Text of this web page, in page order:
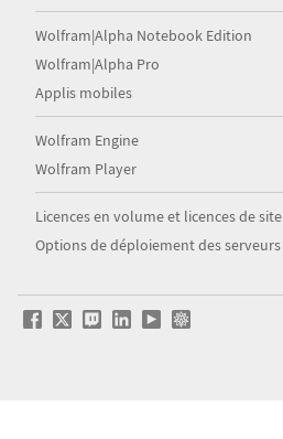
Wolfram|Alpha Notebook Edition
Wolfram|Alpha Pro
Applis mobiles
Wolfram Engine
Wolfram Player
Licences en volume et licences de site
Options de déploiement des serveurs